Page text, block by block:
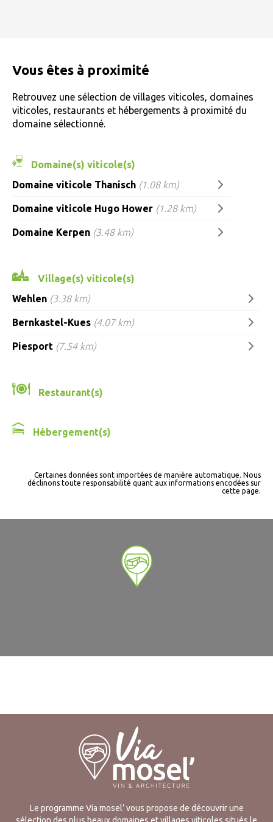
Vous êtes à proximité
Retrouvez une sélection de villages viticoles, domaines
viticoles, restaurants et hébergements à proximité du
domaine sélectionné.
Domaine(s) viticole(s)
Domaine viticole Thanisch (1.08 km)
Domaine viticole Hugo Hower (1.28 km)
Domaine Kerpen (3.48 km)
Village(s) viticole(s)
Wehlen (3.38 km)
Bernkastel-Kues (4.07 km)
Piesport (7.54 km)
Restaurant(s)
Hébergement(s)
Certaines données sont importées de manière automatique. Nous
déclinons toute responsabilité quant aux informations encodées sur
cette page.
Le programme Via mosel’ vous propose de découvrir une